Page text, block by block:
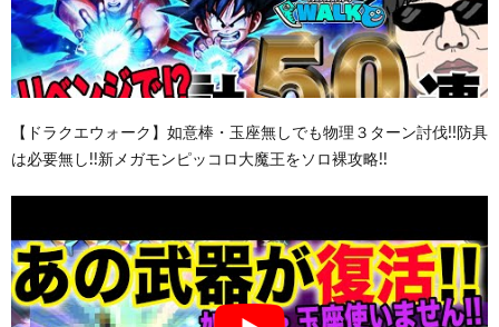
【ドラクエウォーク】如意棒・玉座無しでも物理３ターン討伐!!防具
は必要無し!!新メガモンピッコロ大魔王をソロ裸攻略!!